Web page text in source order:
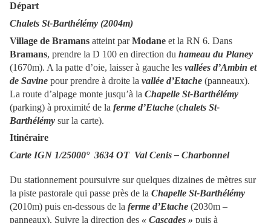
Départ
Chalets St-Barthélémy (2004m)
Village de Bramans atteint parModane et la RN 6. Dans
Bramans, prendre la D 100 en direction du hameau du Planey
(1670m). A la patte d’oie, laisser à gauche les vallées d’Ambin et
de Savine pour prendre à droite la vallée d’Etache (panneaux).
La route d’alpage monte jusqu’à la Chapelle St-Barthélémy
(parking) à proximité de la ferme d’Etache (chalets St-
Barthélémy sur la carte).
Itinéraire
Carte IGN 1/25000° 3634 OT Val Cenis – Charbonnel
Du stationnement poursuivre sur quelques dizaines de mètres sur
la piste pastorale qui passe près de la Chapelle St-Barthélémy
(2010m) puis en-dessous de la ferme d’Etache (2030m –
panneaux). Suivre la direction des « Cascades » puis à